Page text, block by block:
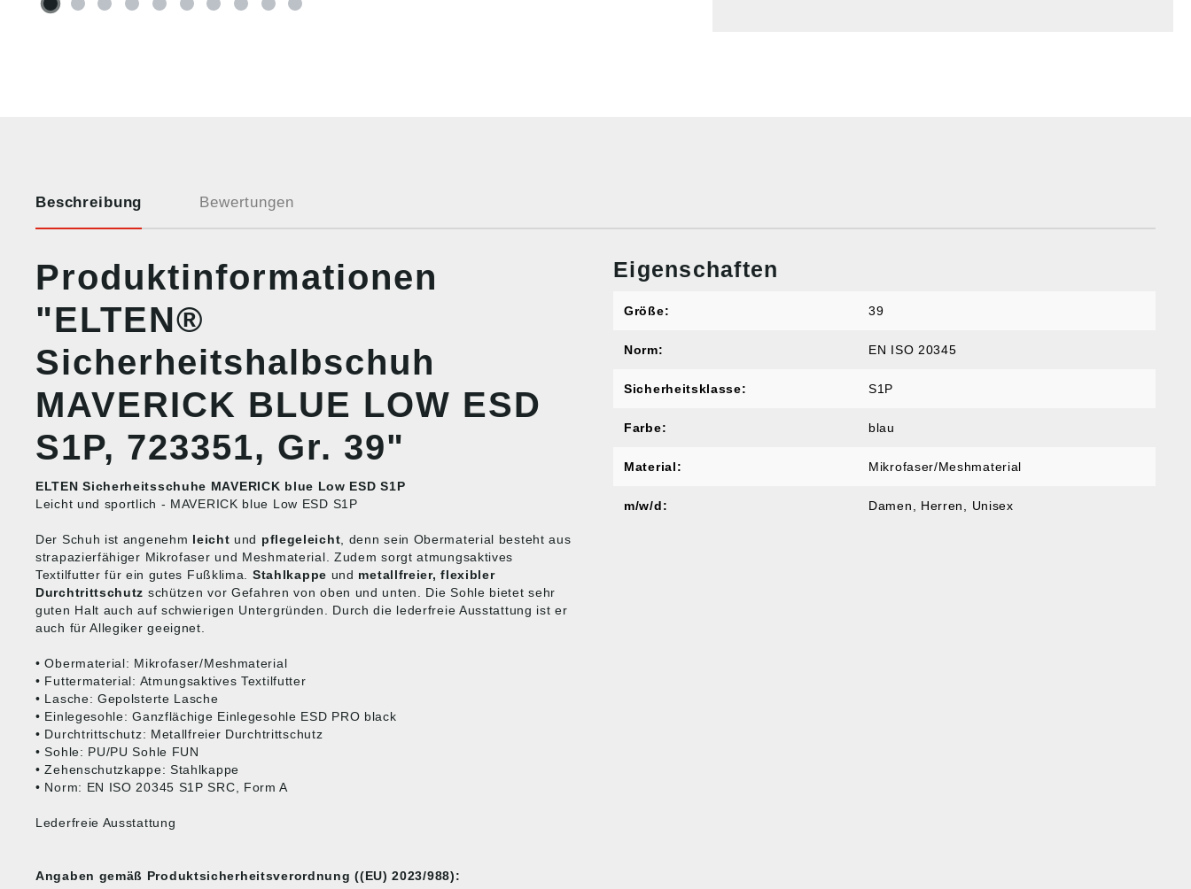
Beschreibung Bewertungen
Produktinformationen
"ELTEN®
Sicherheitshalbschuh
MAVERICK BLUE LOW ESD
S1P, 723351, Gr. 39"
ELTEN Sicherheitsschuhe MAVERICK blue Low ESD S1P
Leicht und sportlich - MAVERICK blue Low ESD S1P
Der Schuh ist angenehm leicht und pflegeleicht, denn sein Obermaterial besteht aus
strapazierfähiger Mikrofaser und Meshmaterial. Zudem sorgt atmungsaktives
Textilfutter für ein gutes Fußklima. Stahlkappe und metallfreier, flexibler
Durchtrittschutz schützen vor Gefahren von oben und unten. Die Sohle bietet sehr
guten Halt auch auf schwierigen Untergründen. Durch die lederfreie Ausstattung ist er
auch für Allegiker geeignet.
• Obermaterial: Mikrofaser/Meshmaterial
• Futtermaterial: Atmungsaktives Textilfutter
• Lasche: Gepolsterte Lasche
• Einlegesohle: Ganzflächige Einlegesohle ESD PRO black
• Durchtrittschutz: Metallfreier Durchtrittschutz
• Sohle: PU/PU Sohle FUN
• Zehenschutzkappe: Stahlkappe
• Norm: EN ISO 20345 S1P SRC, Form A
Lederfreie Ausstattung
Angaben gemäß Produktsicherheitsverordnung ((EU) 2023/988):
Eigenschaften
Größe: 39
Norm: EN ISO 20345
Sicherheitsklasse: S1P
Farbe: blau
Material: Mikrofaser/Meshmaterial
m/w/d: Damen, Herren, Unisex